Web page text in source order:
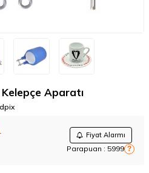
Kelepçe Aparatı
Fiyat Alarmı
Parapuan : 5999 ?